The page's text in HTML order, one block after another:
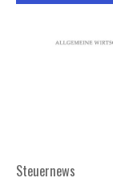
Steuernews